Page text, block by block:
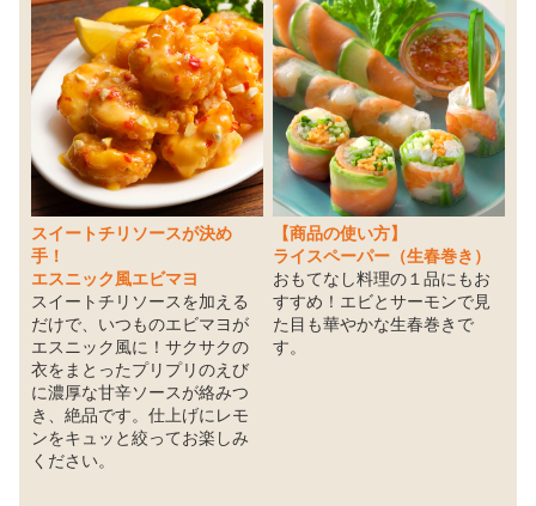
スイートチリソースが決め
手！
エスニック風エビマヨ
スイートチリソースを加える
だけで、いつものエビマヨが
エスニック風に！サクサクの
衣をまとったプリプリのえび
に濃厚な甘辛ソースが絡みつ
き、絶品です。仕上げにレモ
ンをキュッと絞ってお楽しみ
ください。
【商品の使い方】
ライスペーパー（生春巻き）
おもてなし料理の１品にもお
すすめ！エビとサーモンで見
た目も華やかな生春巻きで
す。